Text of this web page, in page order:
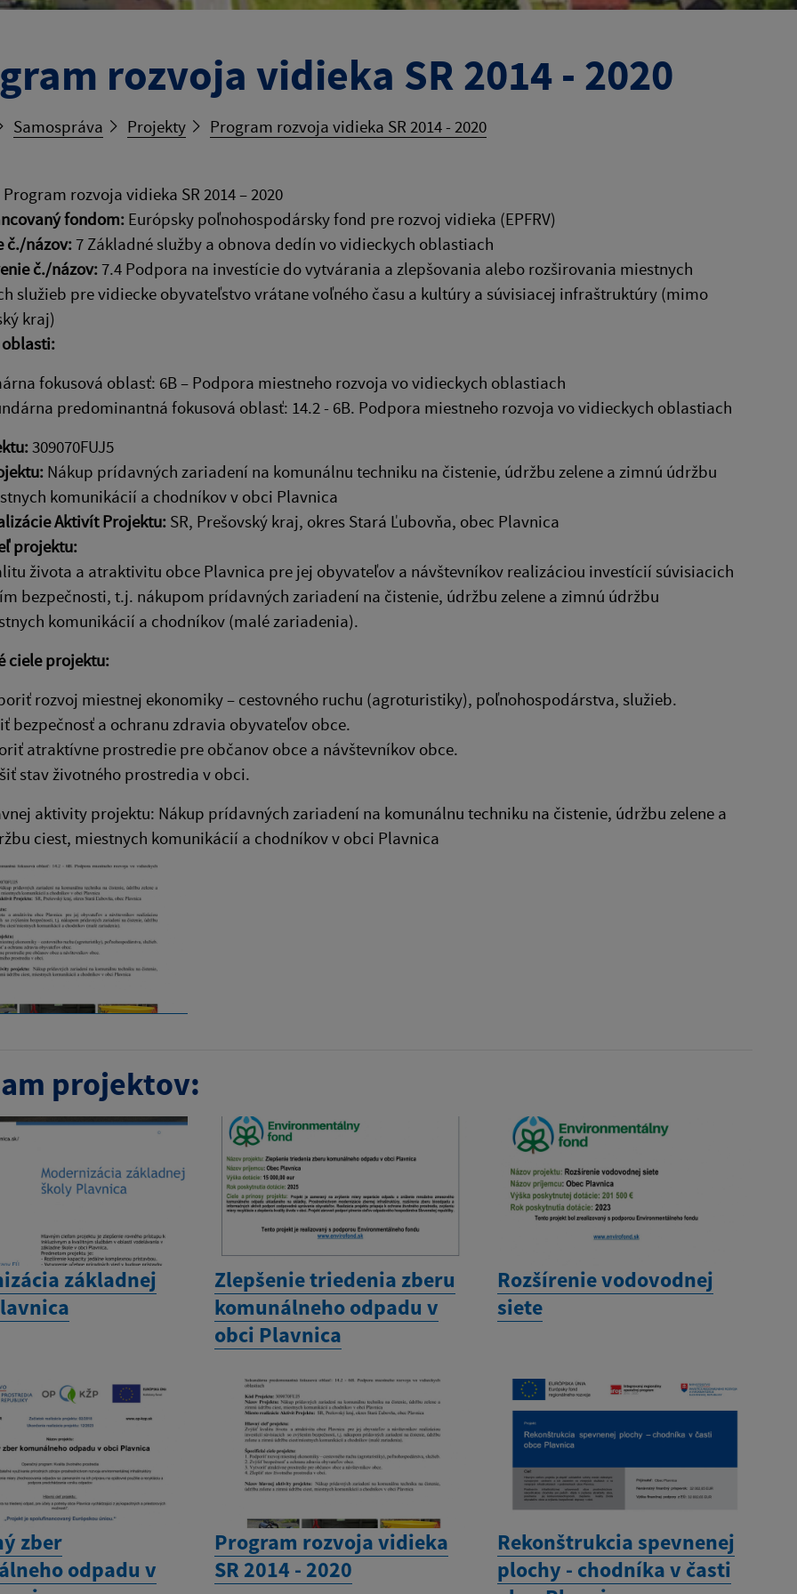
rozvoja vidieka SR 2014 - 2020
Samospráva Projekty Program rozvoja vidieka SR 2014 - 2020
Program rozvoja vidieka SR 2014 – 2020
fondom: Európsky poľnohospodársky fond pre rozvoj vidieka (EPFRV)
č./názov: 7 Základné služby a obnova dedín vo vidieckych oblastiach
č./názov: 7.4 Podpora na investície do vytvárania a zlepšovania alebo rozširovania miestnych
služieb pre vidiecke obyvateľstvo vrátane voľného času a kultúry a súvisiacej infraštruktúry (mimo
kraj)
oblasti:
fokusová oblasť: 6B – Podpora miestneho rozvoja vo vidieckych oblastiach
predominantná fokusová oblasť: 14.2 - 6B. Podpora miestneho rozvoja vo vidieckych oblastiach
309070FUJ5
Nákup prídavných zariadení na komunálnu techniku na čistenie, údržbu zelene a zimnú údržbu
komunikácií a chodníkov v obci Plavnica
Aktivít Projektu: SR, Prešovský kraj, okres Stará Ľubovňa, obec Plavnica
projektu:
života a atraktivitu obce Plavnica pre jej obyvateľov a návštevníkov realizáciou investícií súvisiacich
bezpečnosti, t.j. nákupom prídavných zariadení na čistenie, údržbu zelene a zimnú údržbu
komunikácií a chodníkov (malé zariadenia).
ciele projektu:
rozvoj miestnej ekonomiky – cestovného ruchu (agroturistiky), poľnohospodárstva, služieb.
bezpečnosť a ochranu zdravia obyvateľov obce.
atraktívne prostredie pre občanov obce a návštevníkov obce.
stav životného prostredia v obci.
aktivity projektu: Nákup prídavných zariadení na komunálnu techniku na čistenie, údržbu zelene a
ciest, miestnych komunikácií a chodníkov v obci Plavnica
projektov:
základnej
Zlepšenie triedenia zberu
komunálneho odpadu v
obci Plavnica
Rozšírenie vodovodnej
siete
zber
odpadu v
Program rozvoja vidieka
SR 2014 - 2020
Rekonštrukcia spevnenej
plochy - chodníka v časti